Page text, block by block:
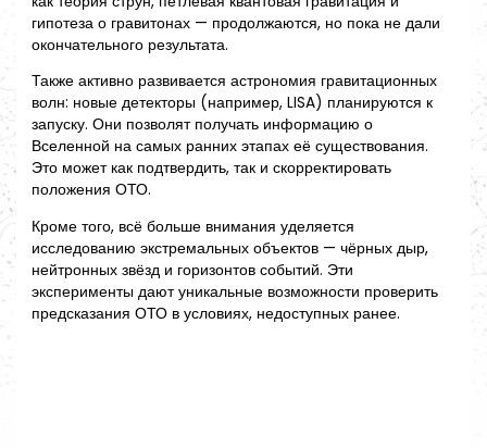
гипотеза о гравитонах — продолжаются, но пока не дали
окончательного результата.
Также активно развивается астрономия гравитационных
волн: новые детекторы (например, LISA) планируются к
запуску. Они позволят получать информацию о
Вселенной на самых ранних этапах её существования.
Это может как подтвердить, так и скорректировать
положения ОТО.
Кроме того, всё больше внимания уделяется
исследованию экстремальных объектов — чёрных дыр,
нейтронных звёзд и горизонтов событий. Эти
эксперименты дают уникальные возможности проверить
предсказания ОТО в условиях, недоступных ранее.